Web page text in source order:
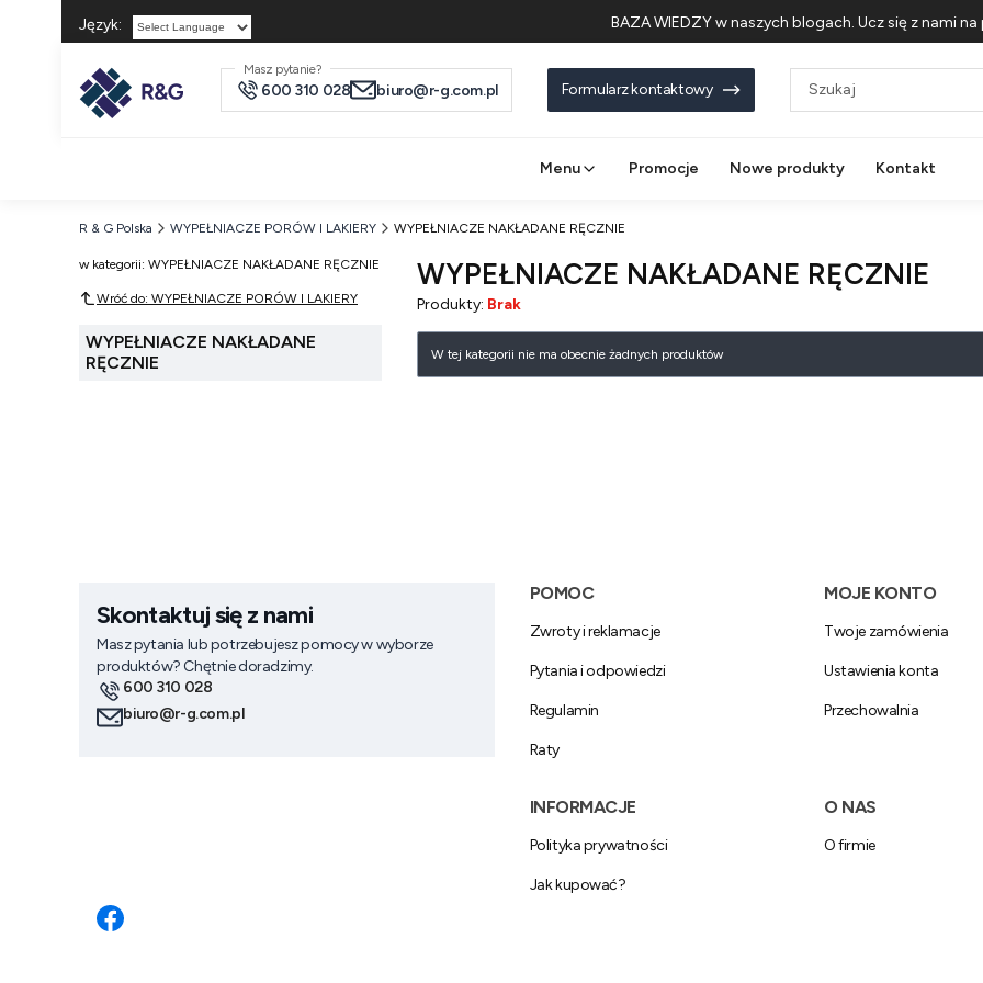
Język:
Powered by
BAZA WIEDZY w naszych blogach. Ucz się z nami na
Masz pytanie?
600 310 028 biuro@r-g.com.pl Formularz kontaktowy
Menu Promocje Nowe produkty Kontakt
R & G Polska WYPEŁNIACZE PORÓW I LAKIERY WYPEŁNIACZE NAKŁADANE RĘCZNIE
w kategorii: WYPEŁNIACZE NAKŁADANE RĘCZNIE
Wróć do: WYPEŁNIACZE PORÓW I LAKIERY
WYPEŁNIACZE NAKŁADANE
RĘCZNIE
WYPEŁNIACZE NAKŁADANE RĘCZNIE
Produkty: Brak
Lista produktów
W tej kategorii nie ma obecnie żadnych produktów
Skontaktuj się z nami
Masz pytania lub potrzebujesz pomocy w wyborze
produktów? Chętnie doradzimy.
600 310 028
biuro@r-g.com.pl
Linki w stopce
POMOC
Zwroty i reklamacje
Pytania i odpowiedzi
Regulamin
Raty
MOJE KONTO
Twoje zamówienia
Ustawienia konta
Przechowalnia
INFORMACJE
Polityka prywatności
Jak kupować?
O NAS
O firmie